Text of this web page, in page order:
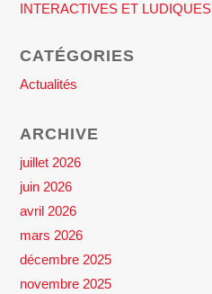
INTERACTIVES ET LUDIQUES
CATÉGORIES
Actualités
ARCHIVE
juillet 2026
juin 2026
avril 2026
mars 2026
décembre 2025
novembre 2025